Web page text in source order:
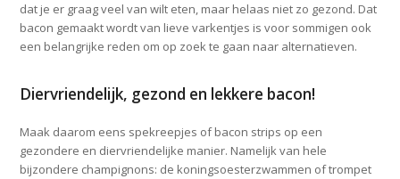
dat je er graag veel van wilt eten, maar helaas niet zo gezond. Dat
bacon gemaakt wordt van lieve varkentjes is voor sommigen ook
een belangrijke reden om op zoek te gaan naar alternatieven.
Diervriendelijk, gezond en lekkere bacon!
Maak daarom eens spekreepjes of bacon strips op een
gezondere en diervriendelijke manier. Namelijk van hele
bijzondere champignons: de koningsoesterzwammen of trompet